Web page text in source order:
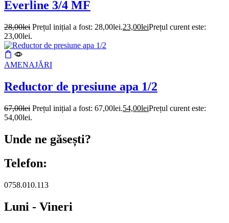
Everline 3/4 MF
28,00lei Prețul inițial a fost: 28,00lei.23,00leiPrețul curent este:
23,00lei.
AMENAJĂRI
Reductor de presiune apa 1/2
67,00lei Prețul inițial a fost: 67,00lei.54,00leiPrețul curent este:
54,00lei.
Unde ne găsești?
Telefon:
0758.010.113
Luni - Vineri